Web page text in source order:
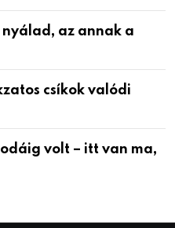
az annak a
csíkok valódi
volt – itt van ma,